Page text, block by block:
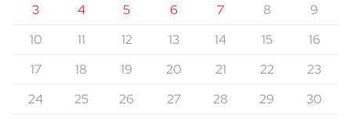
3
4 5 6 7 8
9
10
11 12 13 14 15
16
17
18 19 20 21 22
23
24
25 26 27 28 29
30